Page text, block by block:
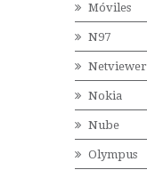
Móviles
N97
Netviewer
Nokia
Nube
Olympus